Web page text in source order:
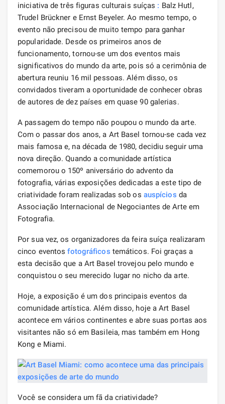
iniciativa de três figuras culturais suíças : Balz Hutl,
Trudel Brückner e Ernst Beyeler. Ao mesmo tempo, o
evento não precisou de muito tempo para ganhar
popularidade. Desde os primeiros anos de
funcionamento, tornou-se um dos eventos mais
significativos do mundo da arte, pois só a cerimônia de
abertura reuniu 16 mil pessoas. Além disso, os
convidados tiveram a oportunidade de conhecer obras
de autores de dez países em quase 90 galerias.
A passagem do tempo não poupou o mundo da arte.
Com o passar dos anos, a Art Basel tornou-se cada vez
mais famosa e, na década de 1980, decidiu seguir uma
nova direção. Quando a comunidade artística
comemorou o 150º aniversário do advento da
fotografia, várias exposições dedicadas a este tipo de
criatividade foram realizadas sob os auspícios da
Associação Internacional de Negociantes de Arte em
Fotografia.
Por sua vez, os organizadores da feira suíça realizaram
cinco eventosfotográficos temáticos. Foi graças a
esta decisão que a Art Basel trovejou pelo mundo e
conquistou o seu merecido lugar no nicho da arte.
Hoje, a exposição é um dos principais eventos da
comunidade artística. Além disso, hoje a Art Basel
acontece em vários continentes e abre suas portas aos
visitantes não só em Basileia, mas também em Hong
Kong e Miami.
Você se considera um fã da criatividade?